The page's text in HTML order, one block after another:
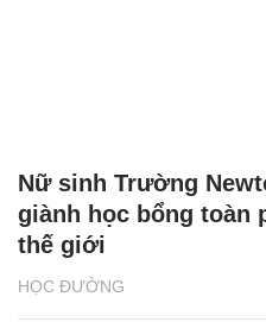
HỌC ĐƯỜNG
Nữ sinh Trường
giành học bổng toàn
thế giới